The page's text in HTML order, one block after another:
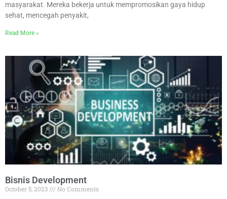
masyarakat. Mereka bekerja untuk mempromosikan gaya hidup
sehat, mencegah penyakit,
Read More »
Bisnis Development
October 5, 2023
No Comments